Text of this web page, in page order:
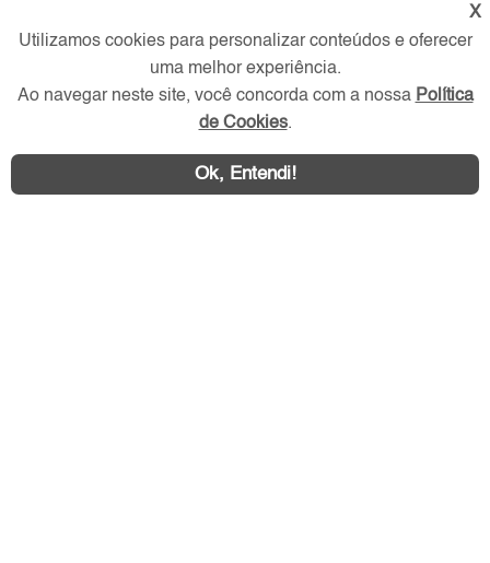
Redes Sociais
X
Utilizamos cookies para personalizar conteúdos e oferecer
uma melhor experiência.
Ao navegar neste site, você concorda com a nossa Política
de Cookies.
Ok, Entendi!